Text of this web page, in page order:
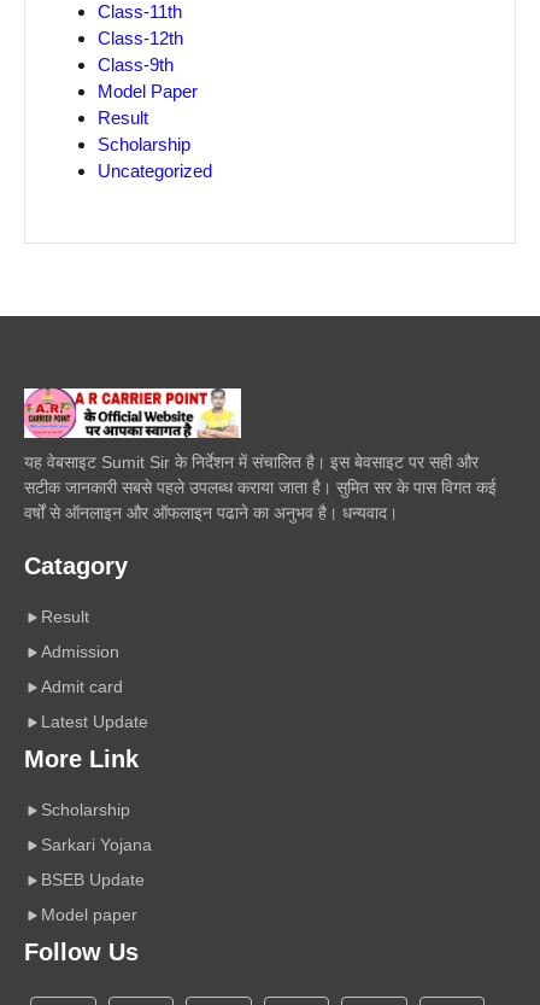
Class-11th
Class-12th
Class-9th
Model Paper
Result
Scholarship
Uncategorized
यह वेबसाइट Sumit Sir के निर्देशन में संचालित है। इस बेवसाइट पर सही और
सटीक जानकारी सबसे पहले उपलब्ध कराया जाता है। सुमित सर के पास विगत कई
वर्षों से ऑनलाइन और ऑफलाइन पढाने का अनुभव है। धन्यवाद।
Catagory
Result
Admission
Admit card
Latest Update
More Link
Scholarship
Sarkari Yojana
BSEB Update
Model paper
Follow Us